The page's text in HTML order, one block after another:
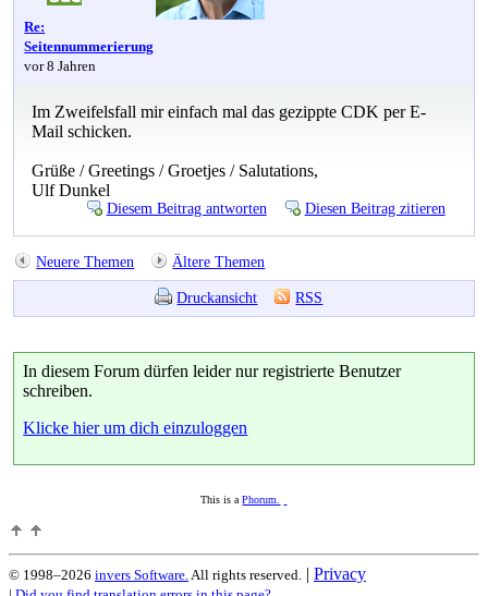
Re:
Seitennummerierung
vor 8 Jahren
Im Zweifelsfall mir einfach mal das gezippte CDK per E-
Mail schicken.
Grüße / Greetings / Groetjes / Salutations,
Ulf Dunkel
Diesem Beitrag antworten Diesen Beitrag zitieren
Neuere Themen Ältere Themen
Druckansicht RSS
In diesem Forum dürfen leider nur registrierte Benutzer
schreiben.
Klicke hier um dich einzuloggen
This is aPhorum.
© 1998–2026 invers Software.All rights reserved. | Privacy